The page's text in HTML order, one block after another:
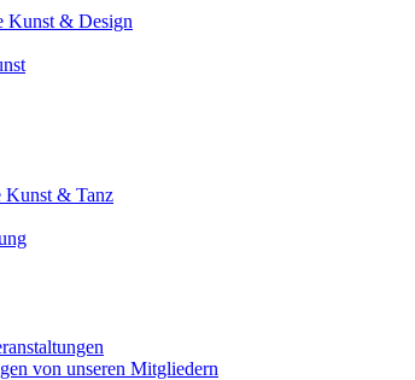
Kunst & Design
Kunst & Tanz
von unseren Mitgliedern